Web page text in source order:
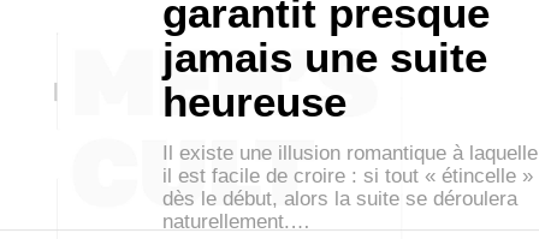
garantit presque
jamais une suite
heureuse
Il existe une illusion romantique à laquelle
il est facile de croire : si tout « étincelle »
dès le début, alors la suite se déroulera
naturellement.…